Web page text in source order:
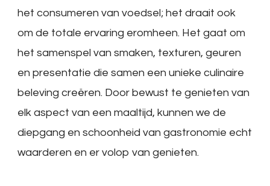
het consumeren van voedsel; het draait ook
om de totale ervaring eromheen. Het gaat om
het samenspel van smaken, texturen, geuren
en presentatie die samen een unieke culinaire
beleving creëren. Door bewust te genieten van
elk aspect van een maaltijd, kunnen we de
diepgang en schoonheid van gastronomie echt
waarderen en er volop van genieten.